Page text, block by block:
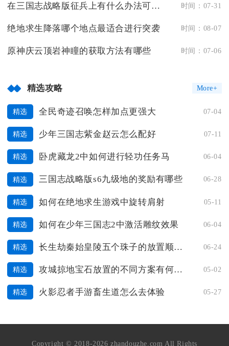
在三国志战略版征兵上有什么办法可以省点钱 时间：07-31
绝地求生降落哪个地点最适合进行突袭 时间：08-07
原神庆云顶岩神瞳的获取方法有哪些 时间：07-06
精选攻略 More+
精选 全民奇迹召唤怎样加点更强大 07-04
精选 少年三国志紫金赵云怎么配好 07-11
精选 卧虎藏龙2中如何进行轻功任务马 06-04
精选 三国志战略版s6九级地的奖励有哪些 06-28
精选 如何在绝地求生游戏中旋转肩射 05-11
精选 如何在少年三国志2中激活雕纹效果 06-04
精选 长生劫秦始皇陵五个珠子的放置顺序如何安排 06-24
精选 攻城掠地宝石放置的不同方案有何不同效果 05-02
精选 火影忍者手游畜生道怎么去体验 05-27
Copyright © 2018-2026 zhandouzhe.com All Rights